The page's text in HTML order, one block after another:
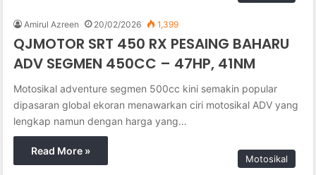
Amirul Azreen 20/02/2026 1,399
QJMOTOR SRT 450 RX PESAING BAHARU
ADV SEGMEN 450CC – 47HP, 41NM
Motosikal adventure segmen 500cc kini semakin popular
dipasaran global ekoran menawarkan ciri motosikal ADV yang
lengkap namun dengan harga yang…
Read More »
Motosikal